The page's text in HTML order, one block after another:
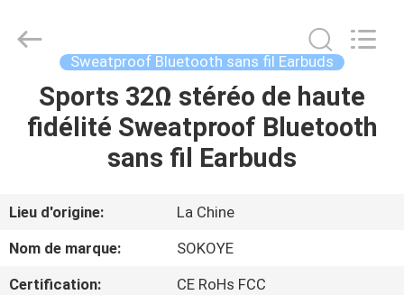
MAISON
PRODUITS
AU
SUJET
DE
Electronic
Sweatproof Bluetooth sans fil Earbuds
Sports 32Ω stéréo de haute
fidélité Sweatproof Bluetooth
sans fil Earbuds
Lieu d'origine:
La Chine
Nom de marque:
SOKOYE
Certification:
CE RoHs FCC